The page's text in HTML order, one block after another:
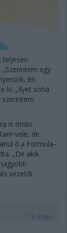
teljesen
egy
én
ki. „Ilyet soha
szerintem
is óriási
vele, de
ő a Formula–
„De akik
vezetői
13 órája